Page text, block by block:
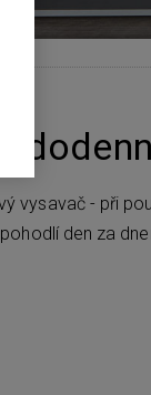
vysavač - při
den za